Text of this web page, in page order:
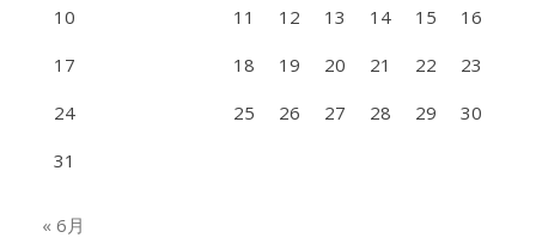
10
11 12 13 14 15
16
17
18 19 20 21 22
23
24
25 26 27 28 29
30
31
« 6月